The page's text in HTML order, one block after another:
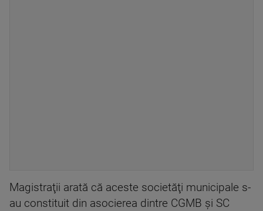
Magistraţii arată că aceste societăţi municipale s-
au constituit din asocierea dintre CGMB şi SC